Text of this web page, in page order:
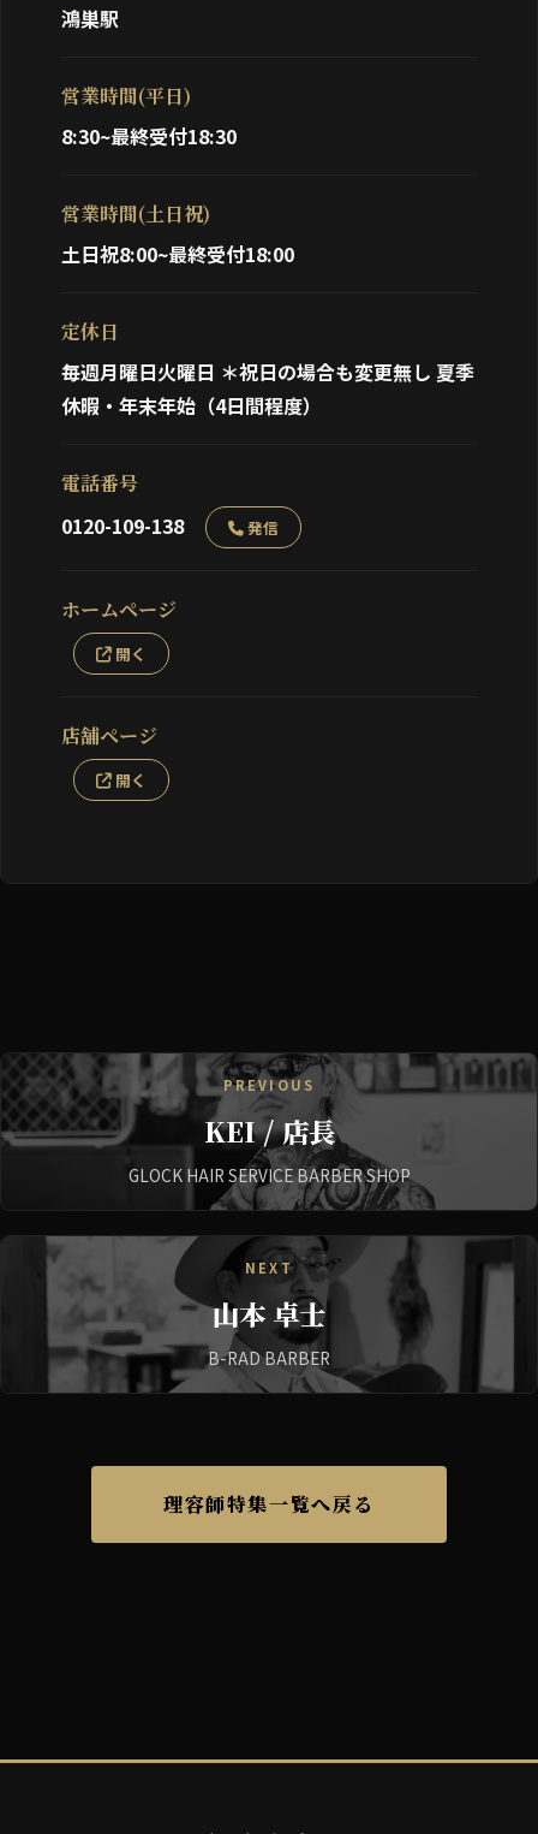
鴻巣駅
営業時間(平日)
8:30~最終受付18:30
営業時間(土日祝)
土日祝8:00~最終受付18:00
定休日
毎週月曜日火曜日 ＊祝日の場合も変更無し 夏季
休暇・年末年始（4日間程度）
電話番号
0120-109-138 発信
ホームページ
開く
店舗ページ
開く
PREVIOUS
KEI / 店長
GLOCK HAIR SERVICE BARBER SHOP
NEXT
山本 卓士
B-RAD BARBER
理容師特集一覧へ戻る